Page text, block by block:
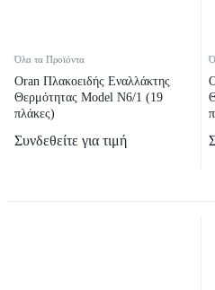
Όλα τα Προϊόντα
Oran Πλακοειδής Εναλλάκτης
Θερμότητας Model N6/1 (19
πλάκες)
Συνδεθείτε για τιμή